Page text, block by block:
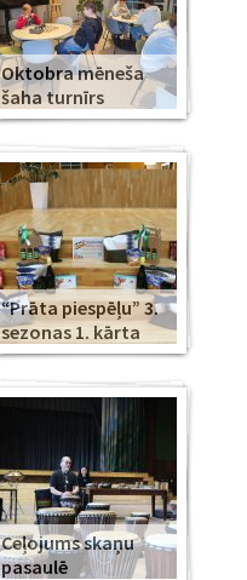
Oktobra mēneša
šaha turnīrs
“Prāta piespēļu” 3.
sezonas 1. kārta
Ceļojums skaņu
pasaulē